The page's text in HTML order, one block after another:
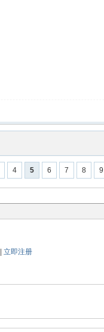
4 5 6 7 8 9
立即注册